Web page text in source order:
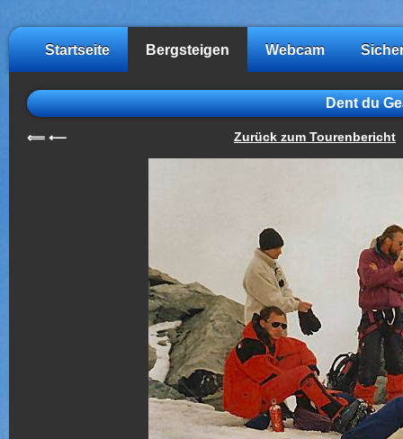
Startseite Bergsteigen Webcam
Dent du
⟸ ⟵ Zurück zum Tourenbericht